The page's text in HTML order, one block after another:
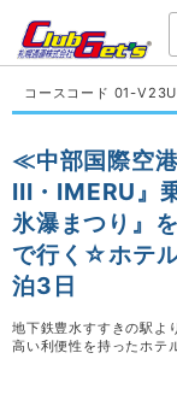
コースコード 01-
≪中部国際空
III・IMERU』
氷瀑まつり』
で行く☆ホテ
泊3日
地下鉄豊水すすきの駅よ
高い利便性を持ったホテ